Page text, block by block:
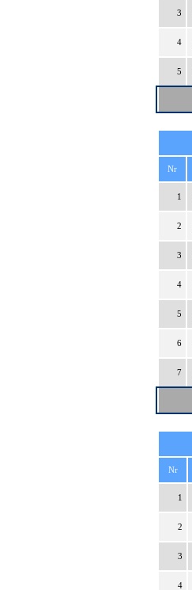
3
4
5
Nr
1
2
3
4
5
6
7
Nr
1
2
3
4